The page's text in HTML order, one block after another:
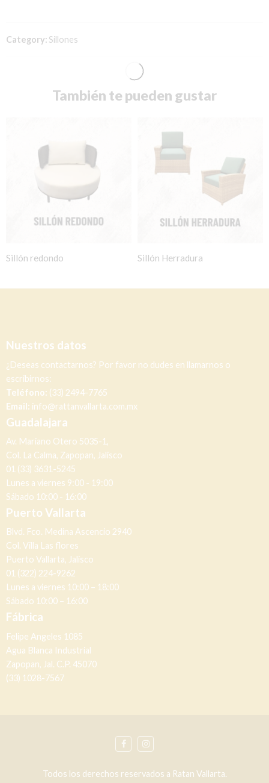
Category: Sillones
También te pueden gustar
Sillón redondo Sillón Herradura
Nuestros datos
¿Deseas contactarnos? Por favor no dudes en llamarnos o
escribirnos:
Teléfono: (33) 2494-7765
Email: info@rattanvallarta.com.mx
Guadalajara
Av. Mariano Otero 5035-1,
Col. La Calma, Zapopan, Jalisco
01 (33) 3631-5245
Lunes a viernes 9:00 - 19:00
Sábado 10:00 - 16:00
Puerto Vallarta
Blvd. Fco. Medina Ascencio 2940
Col. Villa Las flores
Puerto Vallarta, Jalisco
01 (322) 224-9262
Lunes a viernes 10:00 – 18:00
Sábado 10:00 – 16:00
Fábrica
Felipe Angeles 1085
Agua Blanca Industrial
Zapopan, Jal. C.P. 45070
(33) 1028-7567
Todos los derechos reservados a Ratan Vallarta.